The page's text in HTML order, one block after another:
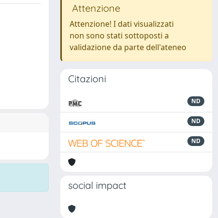
Attenzione
Attenzione! I dati visualizzati
non sono stati sottoposti a
validazione da parte dell'ateneo
Citazioni
ND
ND
ND
social impact